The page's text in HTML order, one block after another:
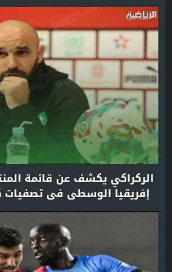
الركراكي يكشف عن قائمة
إفريقيا الوسطى في تصفيات